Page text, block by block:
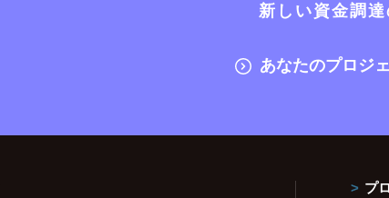
新しい資金調
あなたのプロジ
プ